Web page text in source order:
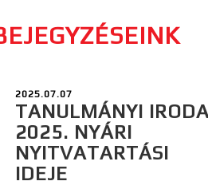
2025.07.07
TANULMÁNYI IRODA
2025. NYÁRI
NYITVATARTÁSI
IDEJE